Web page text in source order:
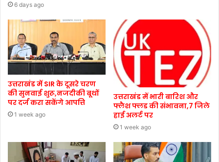
6 days ago
उत्तराखंड में SIR के दूसरे चरण
की सुनवाई शुरू,नजदीकी बूथों
पर दर्ज करा सकेंगे आपत्ति
1 week ago
उत्तराखंड में भारी बारिश और
फ्लैश फ्लड की संभावना,7 जिले
हाई अलर्ट पर
1 week ago